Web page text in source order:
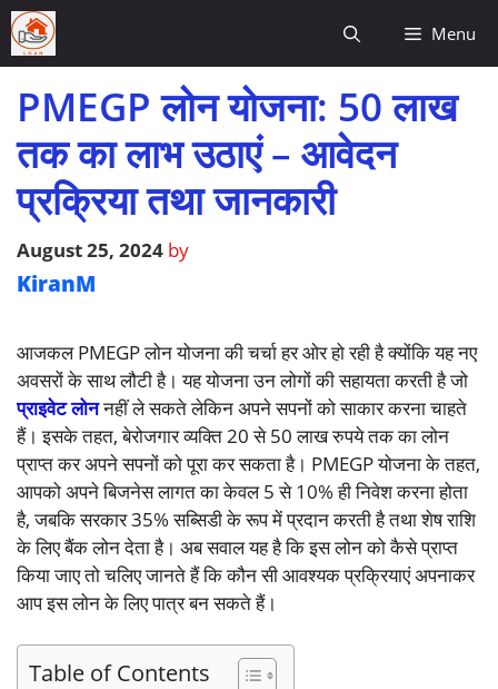
Skip
to
content
Menu
PMEGP लोन योजना: 50 लाख
तक का लाभ उठाएं – आवेदन
प्रक्रिया तथा जानकारी
August 25, 2024 by
KiranM
आजकल PMEGP लोन योजना की चर्चा हर ओर हो रही है क्योंकि यह नए
अवसरों के साथ लौटी है। यह योजना उन लोगों की सहायता करती है जो
प्राइवेट लोननहीं ले सकते लेकिन अपने सपनों को साकार करना चाहते
हैं। इसके तहत, बेरोजगार व्यक्ति 20 से 50 लाख रुपये तक का लोन
प्राप्त कर अपने सपनों को पूरा कर सकता है। PMEGP योजना के तहत,
आपको अपने बिजनेस लागत का केवल 5 से 10% ही निवेश करना होता
है, जबकि सरकार 35% सब्सिडी के रूप में प्रदान करती है तथा शेष राशि
के लिए बैंक लोन देता है। अब सवाल यह है कि इस लोन को कैसे प्राप्त
किया जाए तो चलिए जानते हैं कि कौन सी आवश्यक प्रक्रियाएं अपनाकर
आप इस लोन के लिए पात्र बन सकते हैं।
Table of Contents